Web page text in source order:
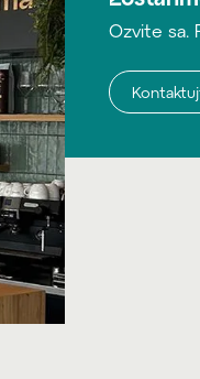
Ozvite sa.